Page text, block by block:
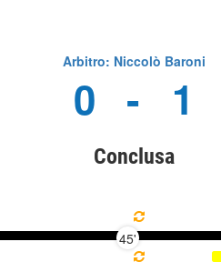
Arbitro: Niccolò Baroni
0 - 1
Conclusa
45'